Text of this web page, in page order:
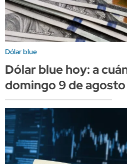
Dólar blue
Dólar blue hoy: a
domingo 9 de agosto